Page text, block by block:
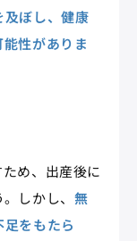
及ぼし、健康
性がありま
め、出産後に
しかし、 無
をもたら